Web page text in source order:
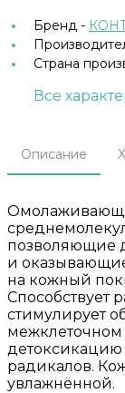
Бренд -
Страна
Все
Описание
позволяющие
и
на кожный
Способствует
стимулирует
межклеточном
радикалов.
увлажнённой.